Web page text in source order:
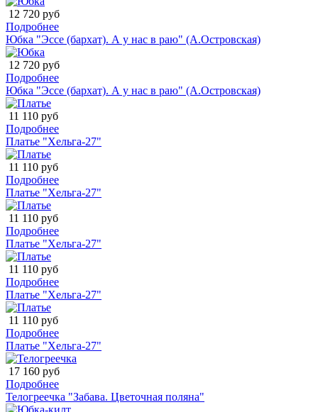
12 720 руб
Подробнее
Юбка "Эссе (бархат). А у нас в раю" (А.Островская)
12 720 руб
Подробнее
Юбка "Эссе (бархат). А у нас в раю" (А.Островская)
11 110 руб
Подробнее
Платье "Хельга-27"
11 110 руб
Подробнее
Платье "Хельга-27"
11 110 руб
Подробнее
Платье "Хельга-27"
11 110 руб
Подробнее
Платье "Хельга-27"
11 110 руб
Подробнее
Платье "Хельга-27"
17 160 руб
Подробнее
Телогреечка "Забава. Цветочная поляна"